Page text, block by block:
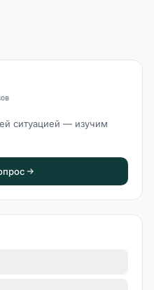
ситуацией — изучим